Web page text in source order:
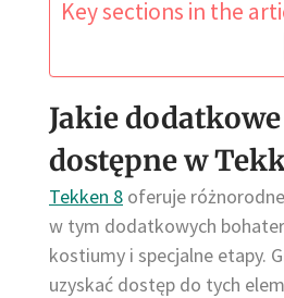
Key sections in the
Jakie
dostępne w
Tekken 8 oferuje
w tym dodatkowych
kostiumy i specjalne etapy.
uzyskać dostęp do tych